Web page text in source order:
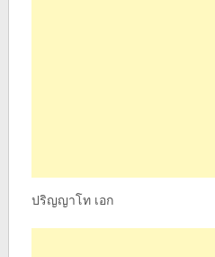
ปริญญาโท เอก